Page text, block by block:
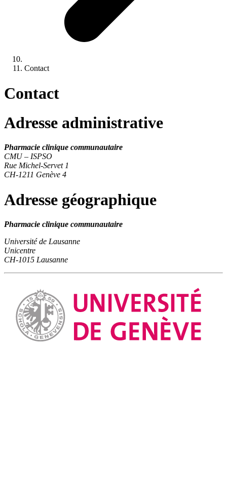
Contact
Contact
Adresse administrative
Pharmacie clinique communautaire
CMU – ISPSO
Rue Michel-Servet 1
CH-1211 Genève 4
Adresse géographique
Pharmacie clinique communautaire
Université de Lausanne
Unicentre
CH-1015 Lausanne